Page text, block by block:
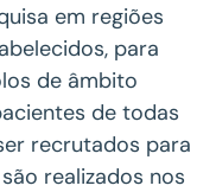
em regiões
para
de âmbito
de todas
recrutados para
realizados nos